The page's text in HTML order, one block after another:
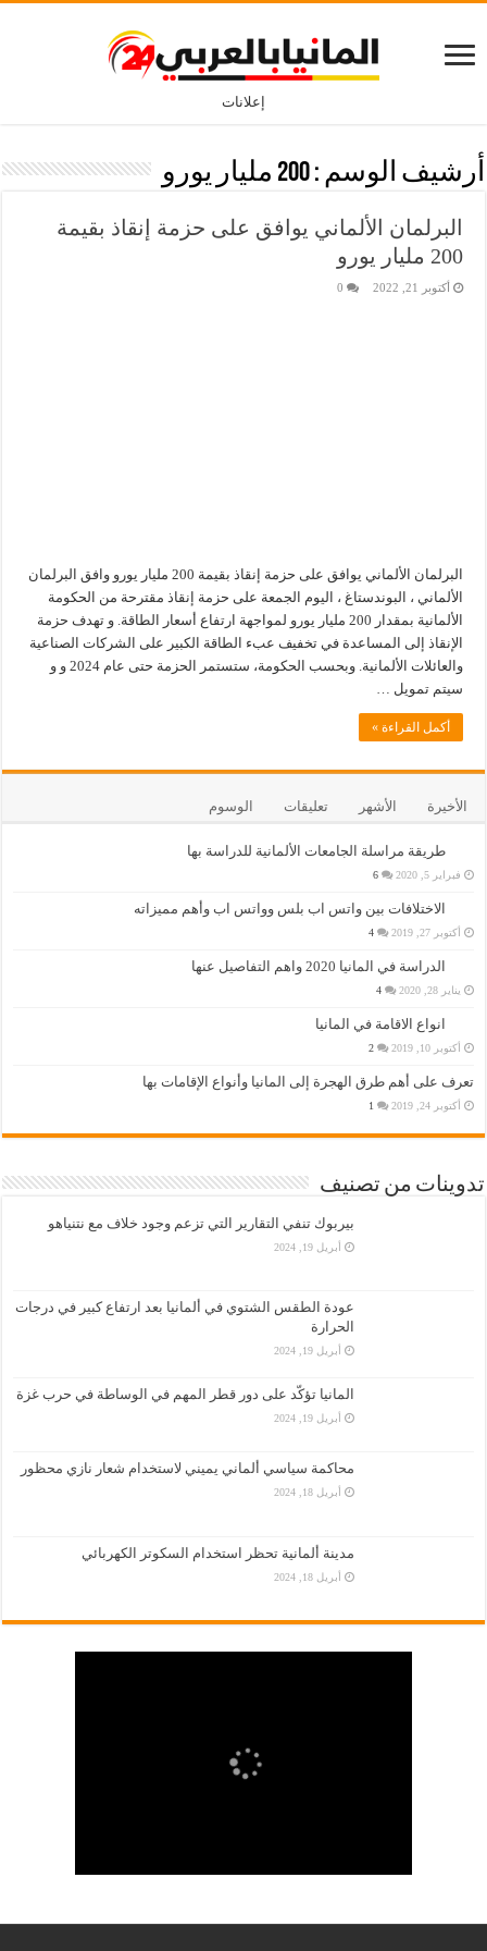
إعلانات
أرشيف الوسم :200 مليار يورو
البرلمان الألماني يوافق على حزمة إنقاذ بقيمة
200 مليار يورو
أكتوبر 21, 2022 0
البرلمان الألماني يوافق على حزمة إنقاذ بقيمة 200 مليار يورو وافق البرلمان
الألماني ، البوندستاغ ، اليوم الجمعة على حزمة إنقاذ مقترحة من الحكومة
الألمانية بمقدار 200 مليار يورو لمواجهة ارتفاع أسعار الطاقة. و تهدف حزمة
الإنقاذ إلى المساعدة في تخفيف عبء الطاقة الكبير على الشركات الصناعية
والعائلات الألمانية. وبحسب الحكومة، ستستمر الحزمة حتى عام 2024 و و
سيتم تمويل …
أكمل القراءة »
الأخيرة الأشهر تعليقات الوسوم
طريقة مراسلة الجامعات الألمانية للدراسة بها
فبراير 5, 2020 6
الاختلافات بين واتس اب بلس وواتس اب وأهم مميزاته
أكتوبر 27, 2019 4
الدراسة في المانيا 2020 واهم التفاصيل عنها
يناير 28, 2020 4
انواع الاقامة في المانيا
أكتوبر 10, 2019 2
تعرف على أهم طرق الهجرة إلى المانيا وأنواع الإقامات بها
أكتوبر 24, 2019 1
تدوينات من تصنيف
بيربوك تنفي التقارير التي تزعم وجود خلاف مع نتنياهو
أبريل 19, 2024
عودة الطقس الشتوي في ألمانيا بعد ارتفاع كبير في درجات
الحرارة
أبريل 19, 2024
المانيا تؤكّد على دور قطر المهم في الوساطة في حرب غزة
أبريل 19, 2024
محاكمة سياسي ألماني يميني لاستخدام شعار نازي محظور
أبريل 18, 2024
مدينة ألمانية تحظر استخدام السكوتر الكهربائي
أبريل 18, 2024